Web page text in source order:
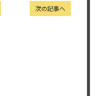
次の記事へ